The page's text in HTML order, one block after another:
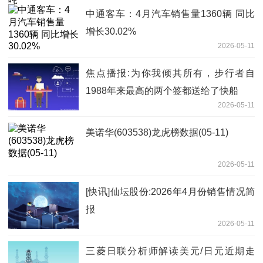
中通客车：4月汽车销售量1360辆 同比
增长30.02%
2026-05-11
焦点播报:为你我倾其所有，步行者自
1988年来最高的两个签都送给了快船
2026-05-11
美诺华(603538)龙虎榜数据(05-11)
2026-05-11
[快讯]仙坛股份:2026年4月份销售情况简
报
2026-05-11
三菱日联分析师解读美元/日元近期走